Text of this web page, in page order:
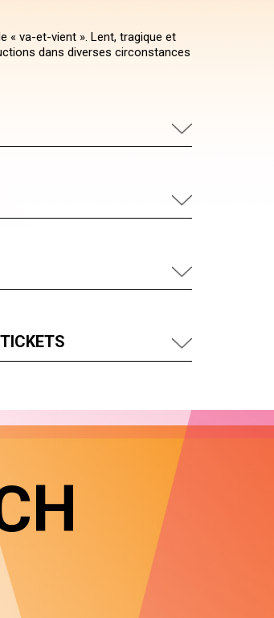
« va-et-vient ». Lent, tragique et
dans diverses circonstances